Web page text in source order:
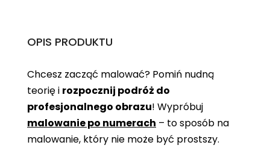
OPIS PRODUKTU
Chcesz zacząć malować? Pomiń nudną
teorię i rozpocznij podróż do
profesjonalnego obrazu! Wypróbuj
malowanie po numerach – to sposób na
malowanie, który nie może być prostszy.